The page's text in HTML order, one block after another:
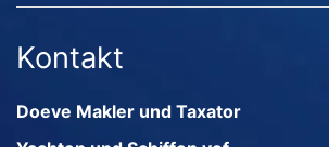
Kontakt
Doeve Makler und Taxator